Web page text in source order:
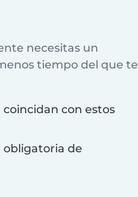
necesitas un
tiempo del que te
con estos
obligatoria de